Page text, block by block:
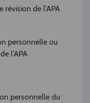
de l’APA
personnelle ou
l’APA
personnelle du